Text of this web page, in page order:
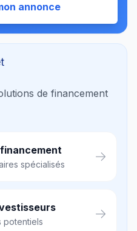
annonce
de financement
spécialisés
potentiels